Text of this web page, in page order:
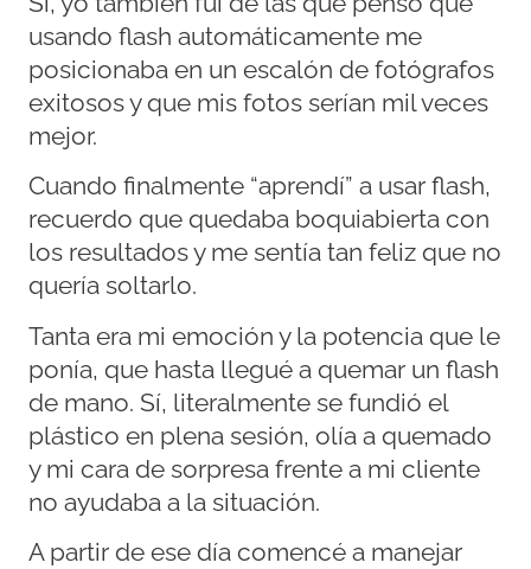
usando flash automáticamente me
posicionaba en un escalón de fotógrafos
exitosos y que mis fotos serían mil veces
mejor.
Cuando finalmente “aprendí” a usar flash,
recuerdo que quedaba boquiabierta con
los resultados y me sentía tan feliz que no
quería soltarlo.
Tanta era mi emoción y la potencia que le
ponía, que hasta llegué a quemar un flash
de mano. Sí, literalmente se fundió el
plástico en plena sesión, olía a quemado
y mi cara de sorpresa frente a mi cliente
no ayudaba a la situación.
A partir de ese día comencé a manejar